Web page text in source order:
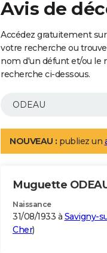
Avis de
Accédez gratuitement
votre recherche ou
nom d'un défunt et/ou le
recherche ci-dessous.
NOUVEAU : publiez un
Muguette
Naissance
31/08/1933 à Savigny-
Cher)